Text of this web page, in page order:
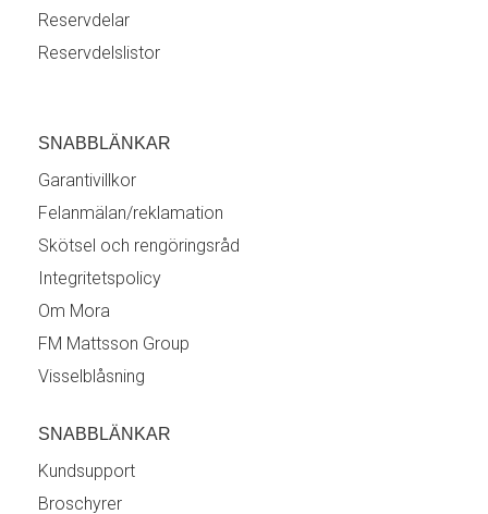
Reservdelar
Reservdelslistor
SNABBLÄNKAR
Garantivillkor
Felanmälan/reklamation
Skötsel och rengöringsråd
Integritetspolicy
Om Mora
FM Mattsson Group
Visselblåsning
SNABBLÄNKAR
Kundsupport
Broschyrer